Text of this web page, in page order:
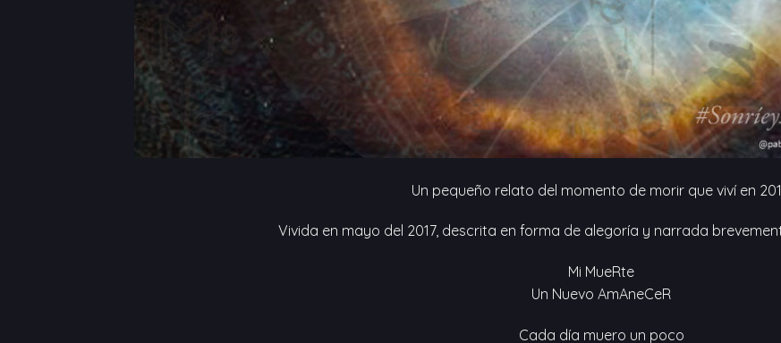
Un pequeño relato del momento de morir que viví en
Vivida en mayo del 2017, descrita en forma de alegoría y narrada
Mi MueRte
Un Nuevo AmAneCeR
Cada día muero un poco